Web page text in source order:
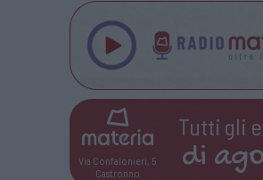
Via Confalonieri, 5
Castronno
Tutti gli
di